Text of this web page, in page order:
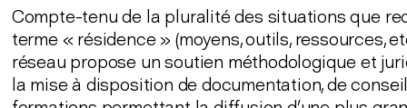
Compte-tenu de la pluralité des situations que
terme « résidence » (moyens, outils, ressources,
réseau propose un soutien méthodologique et
la mise à disposition de documentation, de